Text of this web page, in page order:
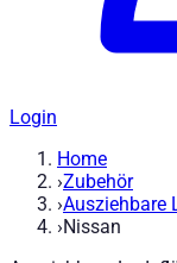
Login
Home
›Zubehör
›Ausziehbare
›Nissan